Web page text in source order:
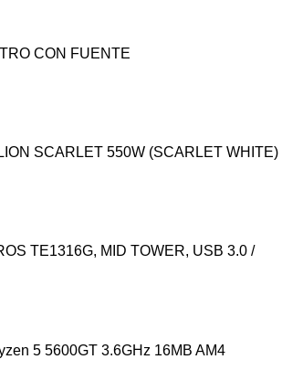
CON FUENTE
SCARLET 550W (SCARLET WHITE)
TE1316G, MID TOWER, USB 3.0 /
5 5600GT 3.6GHz 16MB AM4